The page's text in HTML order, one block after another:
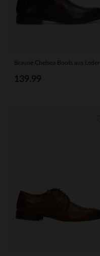
Braune Chelsea Boots aus Leder
139.99